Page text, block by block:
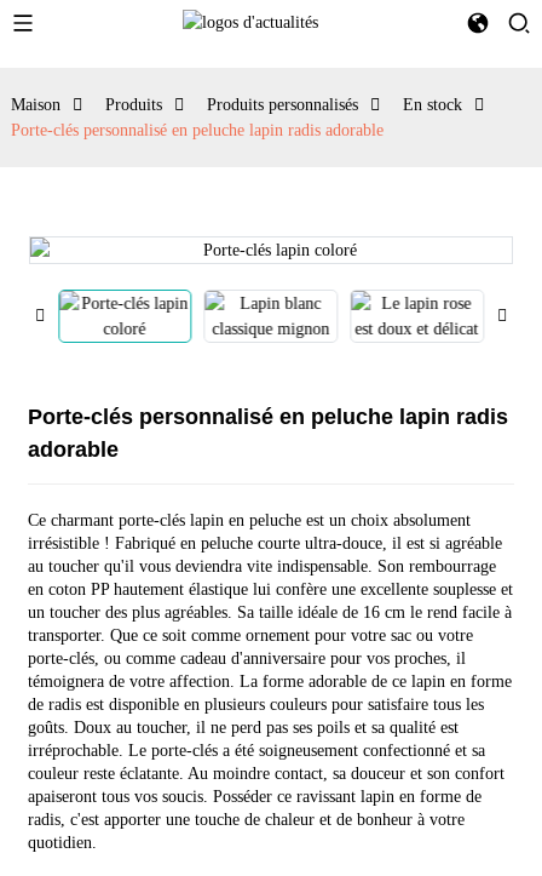
Maison Produits Produits personnalisés
En stock
Porte-clés personnalisé en peluche lapin radis adorable
Porte-clés personnalisé en peluche lapin radis
adorable
Ce charmant porte-clés lapin en peluche est un choix absolument
irrésistible ! Fabriqué en peluche courte ultra-douce, il est si agréable
au toucher qu'il vous deviendra vite indispensable. Son rembourrage
en coton PP hautement élastique lui confère une excellente souplesse et
un toucher des plus agréables. Sa taille idéale de 16 cm le rend facile à
transporter. Que ce soit comme ornement pour votre sac ou votre
porte-clés, ou comme cadeau d'anniversaire pour vos proches, il
témoignera de votre affection. La forme adorable de ce lapin en forme
de radis est disponible en plusieurs couleurs pour satisfaire tous les
goûts. Doux au toucher, il ne perd pas ses poils et sa qualité est
irréprochable. Le porte-clés a été soigneusement confectionné et sa
couleur reste éclatante. Au moindre contact, sa douceur et son confort
apaiseront tous vos soucis. Posséder ce ravissant lapin en forme de
radis, c'est apporter une touche de chaleur et de bonheur à votre
quotidien.